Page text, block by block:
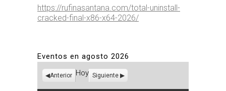
https://rufinasantana.com/total-uninstall-
cracked-final-x86-x64-2026/
Eventos en agosto 2026
Anterior Hoy Siguiente